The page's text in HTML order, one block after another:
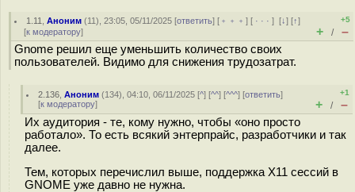
1.11 ,Аноним (11), 23:05, 05/11/2025 [ответить] [ ﹢﹢﹢] [ · · ·][↓] [↑]
[к модератору]
+5
+ / –
Gnome решил еще уменьшить количество своих
пользователей. Видимо для снижения трудозатрат.
2.136 ,Аноним (134), 04:10, 06/11/2025 [^] [^^] [^^^] [ответить]
[к модератору]
+1
+ / –
Их аудитория - те, кому нужно, чтобы «оно просто
работало». То есть всякий энтерпрайс, разработчики и так
далее.
Тем, которых перечислил выше, поддержка X11 сессий в
GNOME уже давно не нужна.